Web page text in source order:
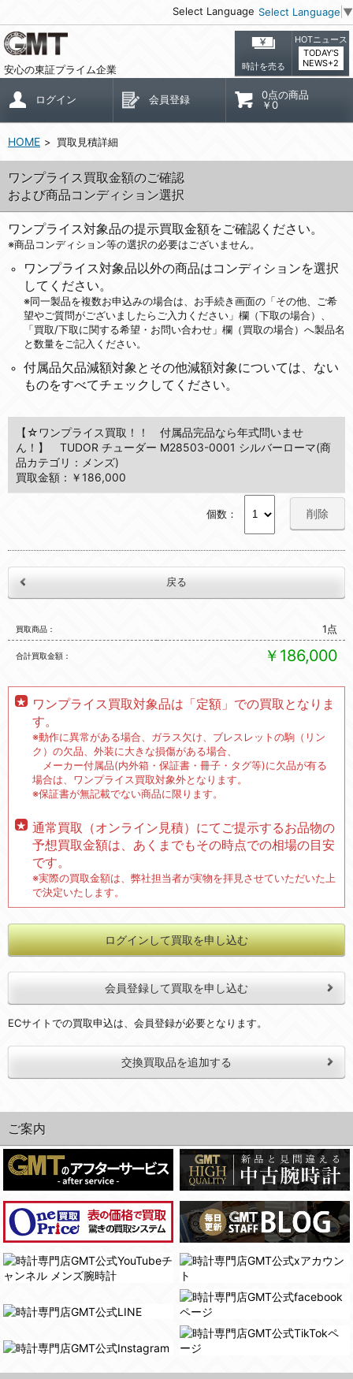
Select Language Select Language ▼
安心の東証プライム企業 時計を売る
HOTニュース
TODAY'S
NEWS+2
ログイン 会員登録
0点の商品
￥0
HOME 買取見積詳細
ワンプライス買取金額のご確認
および商品コンディション選択
ワンプライス対象品の提示買取金額をご確認ください。
※商品コンディション等の選択の必要はございません。
ワンプライス対象品以外の商品はコンディションを選択
してください。
※同一製品を複数お申込みの場合は、お手続き画面の「その他、ご希
望やご質問がございましたらご入力ください」欄（下取の場合）、
「買取/下取に関する希望・お問い合わせ」欄（買取の場合）へ製品名
と数量をご記入ください。
付属品欠品減額対象とその他減額対象については、ない
ものをすべてチェックしてください。
【☆ワンプライス買取！！ 付属品完品なら年式問いませ
ん！】 TUDOR チューダー M28503-0001 シルバーローマ(商
品カテゴリ：メンズ)
買取金額：￥186,000
個数： 削除
買取商品 1点
合計買取金額 ￥186,000
ワンプライス買取対象品は「定額」での買取となりま
す。
※動作に異常がある場合、ガラス欠け、ブレスレットの駒（リン
ク）の欠品、外装に大きな損傷がある場合、
メーカー付属品(内外箱・保証書・冊子・タグ等)に欠品が有る
場合は、ワンプライス買取対象外となります。
※保証書が無記載でない商品に限ります。
通常買取（オンライン見積）にてご提示するお品物の
予想買取金額は、あくまでもその時点での相場の目安
です。
※実際の買取金額は、弊社担当者が実物を拝見させていただいた上
で決定いたします。
ログインして買取を申し込む
会員登録して買取を申し込む
ECサイトでの買取申込は、会員登録が必要となります。
交換買取品を追加する
ご案内